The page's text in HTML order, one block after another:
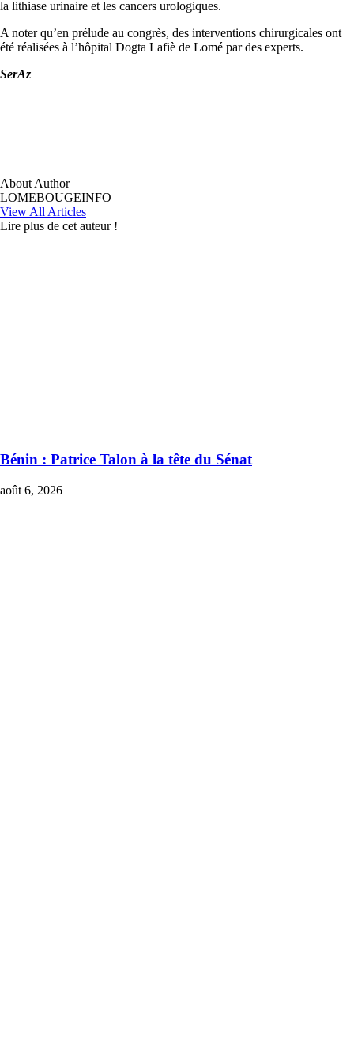
la lithiase urinaire et les cancers urologiques.
A noter qu’en prélude au congrès, des interventions chirurgicales ont
été réalisées à l’hôpital Dogta Lafiè de Lomé par des experts.
SerAz
About Author
LOMEBOUGEINFO
View All Articles
Lire plus de cet auteur !
Bénin : Patrice Talon à la tête du Sénat
août 6, 2026